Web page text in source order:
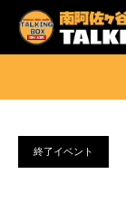
終了イベント